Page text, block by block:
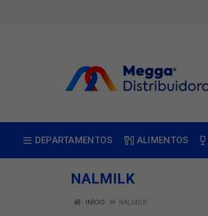
DEPARTAMENTOS ALIMENTOS
NALMILK
INÍCIO NALMILK